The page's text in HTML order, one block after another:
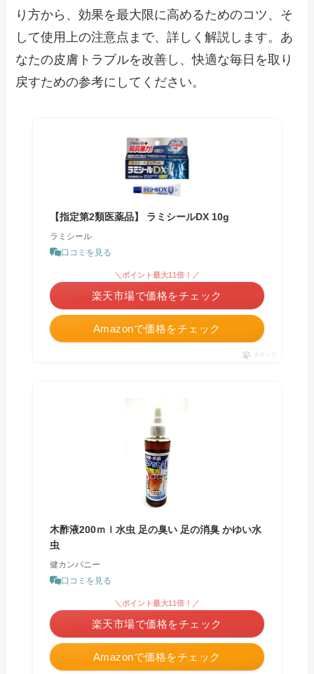
り方から、効果を最大限に高めるためのコツ、そ
して使用上の注意点まで、詳しく解説します。あ
なたの皮膚トラブルを改善し、快適な毎日を取り
戻すための参考にしてください。
【指定第2類医薬品】 ラミシールDX 10g
ラミシール
口コミを見る
Amazonで価格をチェック
＼ポイント最大11倍！／
楽天市場で価格をチェック
ポチップ
木酢液200ｍｌ水虫 足の臭い 足の消臭 かゆい水
虫
健カンパニー
口コミを見る
Amazonで価格をチェック
＼ポイント最大11倍！／
楽天市場で価格をチェック